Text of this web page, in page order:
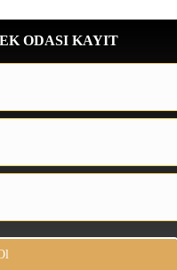
ODASI KAYIT